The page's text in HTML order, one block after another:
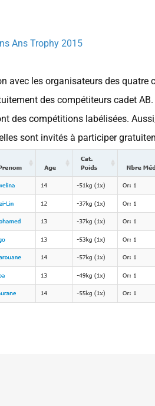
Ans Trophy 2015
avec les organisateurs des
des compétiteurs cadet AB.
des compétitions labélisées.
sont invités à participer